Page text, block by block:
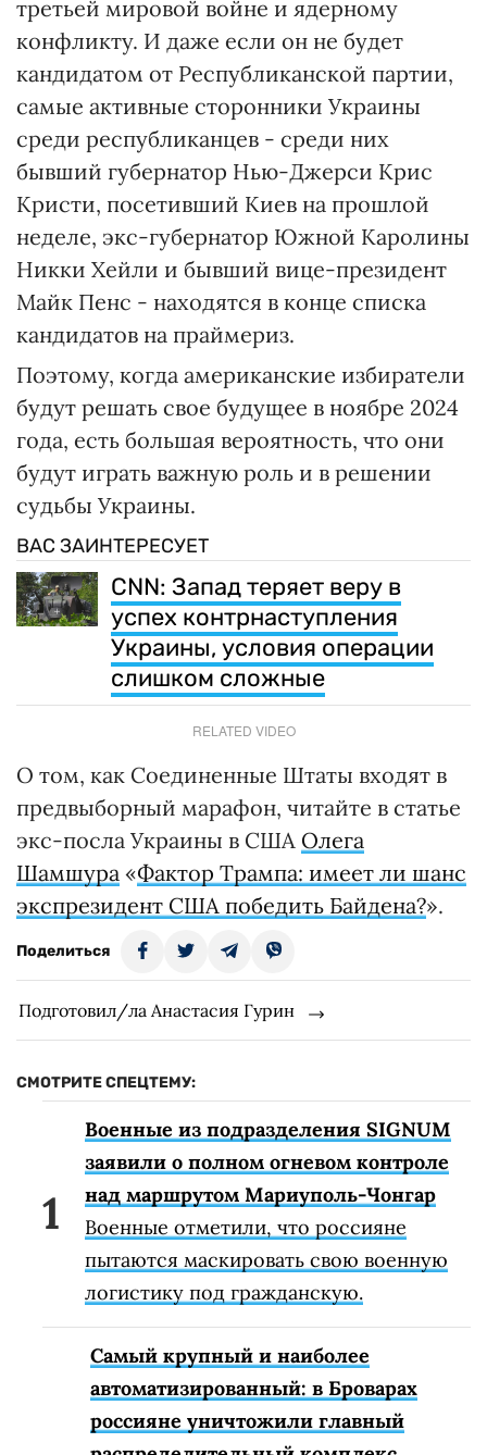
третьей мировой войне и ядерному
конфликту. И даже если он не будет
кандидатом от Республиканской партии,
самые активные сторонники Украины
среди республиканцев - среди них
бывший губернатор Нью-Джерси Крис
Кристи, посетивший Киев на прошлой
неделе, экс-губернатор Южной Каролины
Никки Хейли и бывший вице-президент
Майк Пенс - находятся в конце списка
кандидатов на праймериз.
Поэтому, когда американские избиратели
будут решать свое будущее в ноябре 2024
года, есть большая вероятность, что они
будут играть важную роль и в решении
судьбы Украины.
ВАС ЗАИНТЕРЕСУЕТ
CNN: Запад теряет веру в
успех контрнаступления
Украины, условия операции
слишком сложные
RELATED VIDEO
О том, как Соединенные Штаты входят в
предвыборный марафон, читайте в статье
экс-посла Украины в США Олега
Шамшура «Фактор Трампа: имеет ли шанс
экспрезидент США победить Байдена?».
Поделиться
Подготовил/ла Анастасия Гурин
СМОТРИТЕ СПЕЦТЕМУ:
Военные из подразделения SIGNUM
заявили о полном огневом контроле
над маршрутом Мариуполь-Чонгар
Военные отметили, что россияне
пытаются маскировать свою военную
логистику под гражданскую.
Самый крупный и наиболее
автоматизированный: в Броварах
россияне уничтожили главный